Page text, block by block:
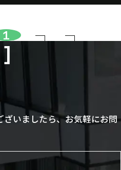
1
ざいましたら、お気軽にお問